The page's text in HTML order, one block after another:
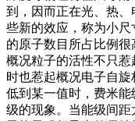
到，因而正在光、热
些新的效应，称为小
的原子数目所占比例很
概况粒子的活性不只
时也惹起概况电子自
低到某一值时，费米
级的现象。当能级间